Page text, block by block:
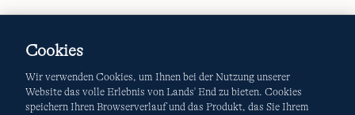
Cookies
Wir verwenden Cookies, um Ihnen bei der Nutzung unserer
Website das volle Erlebnis von Lands' End zu bieten. Cookies
speichern Ihren Browserverlauf und das Produkt, das Sie Ihrem